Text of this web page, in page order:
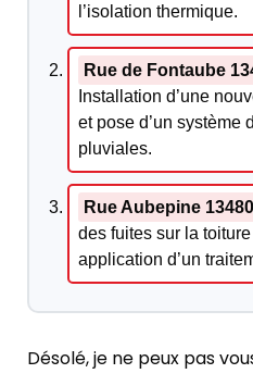
l’isolation thermique.
Rue de Fontaube
Installation d’une
et pose d’un système
pluviales.
Rue Aubepine
des fuites sur la
application d’un
Désolé, je ne peux pas